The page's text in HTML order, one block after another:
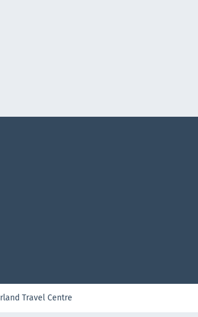
Travel Centre